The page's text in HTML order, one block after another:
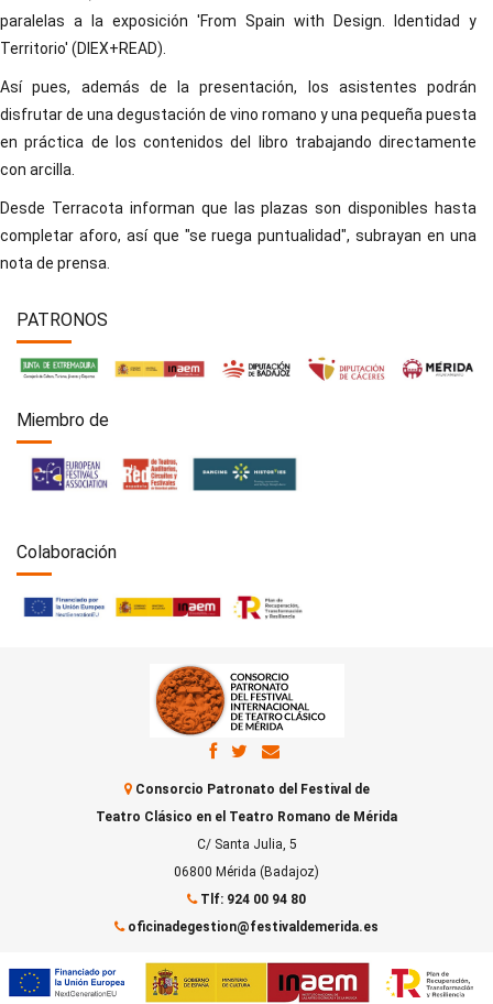
paralelas a la exposición 'From Spain with Design. Identidad y
Territorio' (DIEX+READ).
Así pues, además de la presentación, los asistentes podrán
disfrutar de una degustación de vino romano y una pequeña puesta
en práctica de los contenidos del libro trabajando directamente
con arcilla.
Desde Terracota informan que las plazas son disponibles hasta
completar aforo, así que "se ruega puntualidad", subrayan en una
nota de prensa.
PATRONOS
Miembro de
Colaboración
Consorcio Patronato del Festival de
Teatro Clásico en el Teatro Romano de Mérida
C/ Santa Julia, 5
06800 Mérida (Badajoz)
Tlf: 924 00 94 80
oficinadegestion@festivaldemerida.es